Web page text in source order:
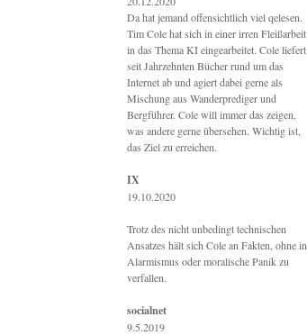
Da hat jemand offensichtlich viel qelesen.
Tim Cole hat sich in einer irren Fleißarbeit
in das Thema KI eingearbeitet. Cole liefert
seit Jahrzehnten Bücher rund um das
Internet ab und agiert dabei gerne als
Mischung aus Wanderprediger und
Bergführer. Cole will immer das zeigen,
was andere gerne übersehen. Wichtig ist,
das Ziel zu erreichen.
IX
19.10.2020
Trotz des nicht unbedingt technischen
Ansatzes hält sich Cole an Fakten, ohne in
Alarmismus oder moralische Panik zu
verfallen.
socialnet
9.5.2019